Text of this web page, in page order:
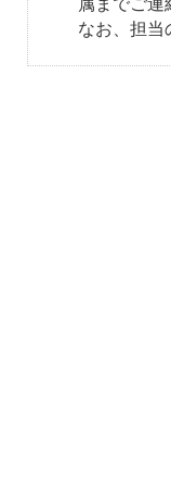
属までご連
なお、担当